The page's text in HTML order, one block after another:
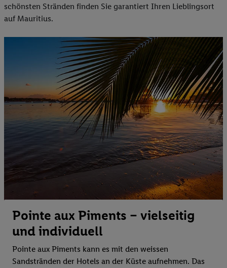
schönsten Stränden finden Sie garantiert Ihren Lieblingsort
auf Mauritius.
Pointe aux Piments – vielseitig
und individuell
Pointe aux Piments kann es mit den weissen
Sandstränden der Hotels an der Küste aufnehmen. Das